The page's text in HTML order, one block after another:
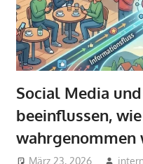
Social Media
beeinflussen,
wahrgenommen
März 23, 2026